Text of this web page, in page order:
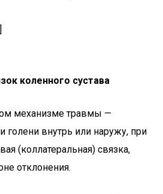
коленного сустава
механизме травмы —
голени внутрь или наружу, при
(коллатеральная) связка,
отклонения.